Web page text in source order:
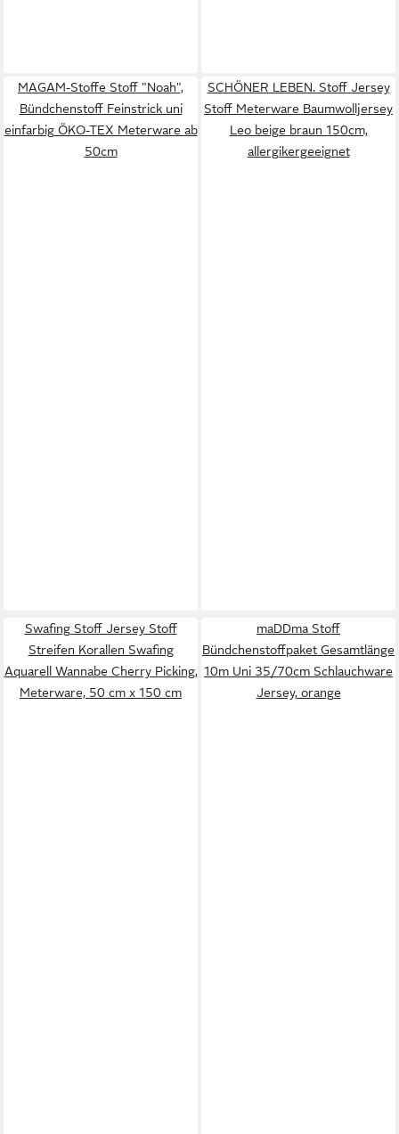
MAGAM-Stoffe Stoff "Noah",
Bündchenstoff Feinstrick uni
einfarbig ÖKO-TEX Meterware ab
50cm
SCHÖNER LEBEN. Stoff Jersey
Stoff Meterware Baumwolljersey
Leo beige braun 150cm,
allergikergeeignet
Swafing Stoff Jersey Stoff
Streifen Korallen Swafing
Aquarell Wannabe Cherry Picking,
Meterware, 50 cm x 150 cm
maDDma Stoff
Bündchenstoffpaket Gesamtlänge
10m Uni 35/70cm Schlauchware
Jersey, orange